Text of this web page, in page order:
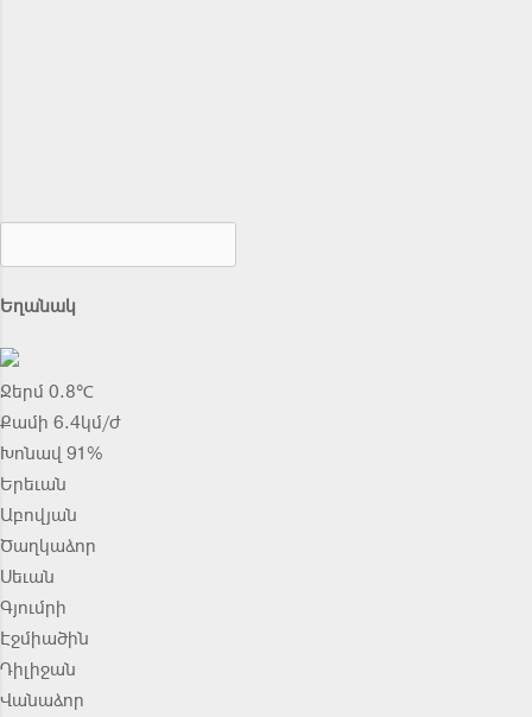
Եղանակ
Ջերմ 0.8℃
Քամի 6.4կմ/ժ
Խոնավ 91%
Երեւան
Աբովյան
Ծաղկաձոր
Սեւան
Գյումրի
Էջմիածին
Դիլիջան
Վանաձոր